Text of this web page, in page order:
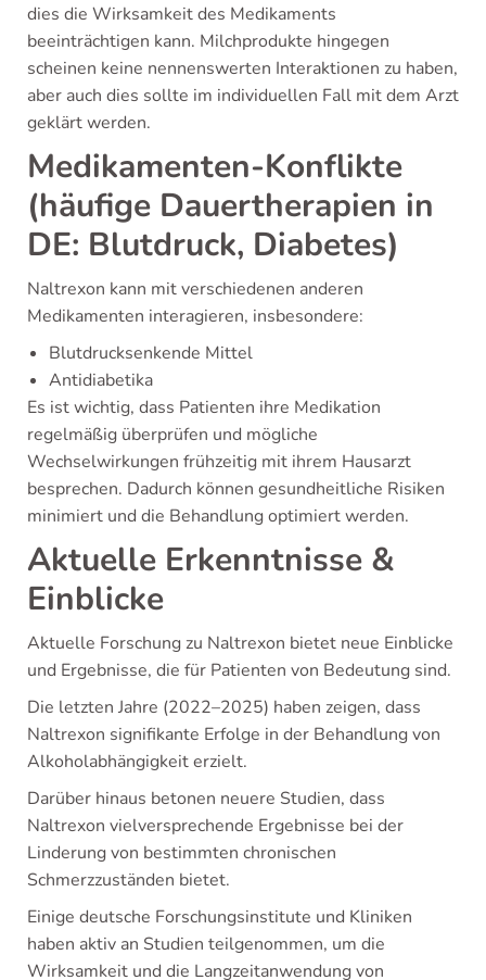
dies die Wirksamkeit des Medikaments
beeinträchtigen kann. Milchprodukte hingegen
scheinen keine nennenswerten Interaktionen zu haben,
aber auch dies sollte im individuellen Fall mit dem Arzt
geklärt werden.
Medikamenten-Konflikte
(häufige Dauertherapien in
DE: Blutdruck, Diabetes)
Naltrexon kann mit verschiedenen anderen
Medikamenten interagieren, insbesondere:
Blutdrucksenkende Mittel
Antidiabetika
Es ist wichtig, dass Patienten ihre Medikation
regelmäßig überprüfen und mögliche
Wechselwirkungen frühzeitig mit ihrem Hausarzt
besprechen. Dadurch können gesundheitliche Risiken
minimiert und die Behandlung optimiert werden.
Aktuelle Erkenntnisse &
Einblicke
Aktuelle Forschung zu Naltrexon bietet neue Einblicke
und Ergebnisse, die für Patienten von Bedeutung sind.
Die letzten Jahre (2022–2025) haben zeigen, dass
Naltrexon signifikante Erfolge in der Behandlung von
Alkoholabhängigkeit erzielt.
Darüber hinaus betonen neuere Studien, dass
Naltrexon vielversprechende Ergebnisse bei der
Linderung von bestimmten chronischen
Schmerzzuständen bietet.
Einige deutsche Forschungsinstitute und Kliniken
haben aktiv an Studien teilgenommen, um die
Wirksamkeit und die Langzeitanwendung von